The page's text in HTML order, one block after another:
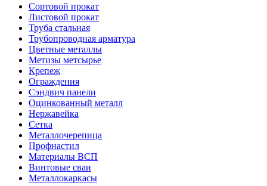
Сортовой прокат
Листовой прокат
Труба стальная
Трубопроводная арматура
Цветные металлы
Метизы метсырье
Крепеж
Ограждения
Сэндвич панели
Оцинкованный металл
Нержавейка
Сетка
Металлочерепица
Профнастил
Материалы ВСП
Винтовые сваи
Металлокаркасы